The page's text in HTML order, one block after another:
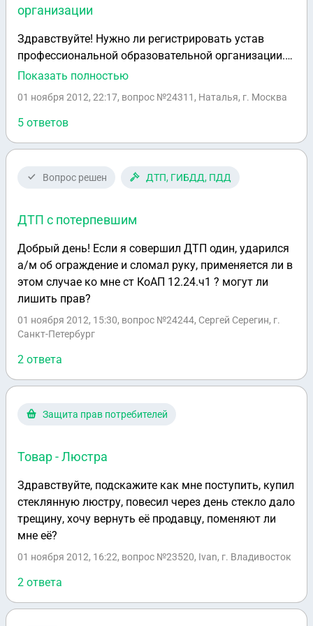
организации
Здравствуйте! Нужно ли регистрировать устав
профессиональной образовательной организации.
Сначала опишу ситуацию, а потом сформулирую
снисходительность. В юридических вопросах
полный ноль (( Я и мои коллеги - психологи,
индивидуальной практикой (консультированием) +
обучения длительные, понятно, участники хотят
сейчас мы договариваемся с вузами и они выдают
свидетельство по повышении квалификации. А мы
за это отстегиваем большой процент. Хочется
перестать работать на вузы и иметь возможность
выдавать свидетельства самим. Значит, стоит
вопрос о лицензировании. Следующая тема - это
желание организовать профессиональное
правилами вступления, членством. Эта тема
связана с необходимостью стандартизации
деятельности психологов-ЭГП. И подразумевается,
конференции, семинары и пр. Соответственно, если
свидетельства о повышении квалификации и
параллельно организовать профессиональное
сообщество - что нужно сделать? 1. какую
некоммерческую организацию надо
регистрировать? 2. если она некоммерческая, то
какие есть ограничения на использование денег,
конференциях, семинарах, супервизиях? 3. какие
Показать полностью
01 ноября 2012, 22:17, вопрос №24311, Наталья, г. Москва
5 ответов
Вопрос решен ДТП, ГИБДД, ПДД
ДТП с потерпевшим
Добрый день! Если я совершил ДТП один, ударился
а/м об ограждение и сломал руку, применяется ли в
этом случае ко мне ст КоАП 12.24.ч1 ? могут ли
лишить прав?
01 ноября 2012, 15:30, вопрос №24244, Сергей Серегин, г.
Санкт-Петербург
2 ответа
Защита прав потребителей
Товар - Люстра
Здравствуйте, подскажите как мне поступить, купил
стеклянную люстру, повесил через день стекло дало
трещину, хочу вернуть её продавцу, поменяют ли
мне её?
01 ноября 2012, 16:22, вопрос №23520, Ivan, г. Владивосток
2 ответа